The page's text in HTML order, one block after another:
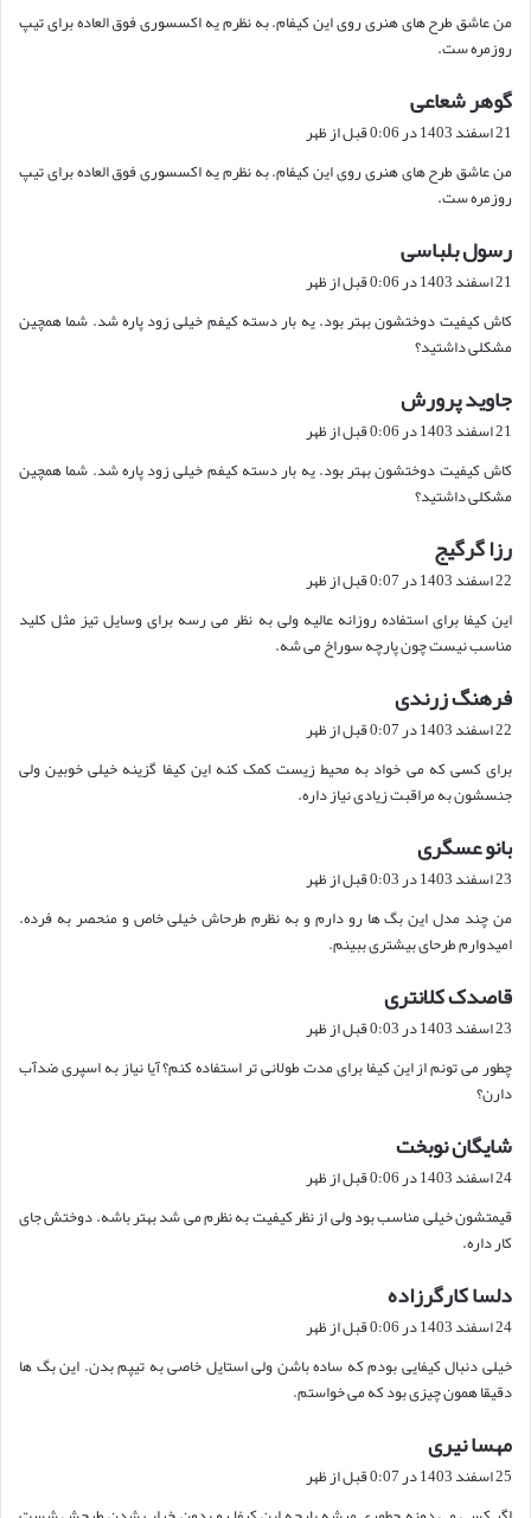
:
من عاشق طرح های هنری روی این کیفام. به نظرم یه اکسسوری فوق العاده برای تیپ
روزمره ست.
گوهر شعاعی
ت
:
21 اسفند 1403 در 0:06 قبل از ظهر
من عاشق طرح های هنری روی این کیفام. به نظرم یه اکسسوری فوق العاده برای تیپ
روزمره ست.
رسول بلباسیف
:
21 اسفند 1403 در 0:06 قبل از ظهر
کاش کیفیت دوختشون بهتر بود. یه بار دسته کیفم خیلی زود پاره شد. شما همچین
مشکلی داشتید؟
جاوید پرورشف
:
21 اسفند 1403 در 0:06 قبل از ظهر
کاش کیفیت دوختشون بهتر بود. یه بار دسته کیفم خیلی زود پاره شد. شما همچین
مشکلی داشتید؟
رزا گرگیجف
:
22 اسفند 1403 در 0:07 قبل از ظهر
این کیفا برای استفاده روزانه عالیه ولی به نظر می رسه برای وسایل تیز مثل کلید
مناسب نیست چون پارچه سوراخ می شه.
فرهنگ زرندیف
:
22 اسفند 1403 در 0:07 قبل از ظهر
برای کسی که می خواد به محیط زیست کمک کنه این کیفا گزینه خیلی خوبین ولی
جنسشون به مراقبت زیادی نیاز داره.
بانو عسگری
ت
:
23 اسفند 1403 در 0:03 قبل از ظهر
من چند مدل این بگ ها رو دارم و به نظرم طرحاش خیلی خاص و منحصر به فرده.
امیدوارم طرحای بیشتری ببینم.
قاصدک کلانتریف
:
23 اسفند 1403 در 0:03 قبل از ظهر
چطور می تونم از این کیفا برای مدت طولانی تر استفاده کنم؟ آیا نیاز به اسپری ضدآب
دارن؟
شایگان نوبختف
:
24 اسفند 1403 در 0:06 قبل از ظهر
قیمتشون خیلی مناسب بود ولی از نظر کیفیت به نظرم می شد بهتر باشه. دوختش جای
کار داره.
دلسا کارگرزادهف
:
24 اسفند 1403 در 0:06 قبل از ظهر
خیلی دنبال کیفایی بودم که ساده باشن ولی استایل خاصی به تیپم بدن. این بگ ها
دقیقا همون چیزی بود که می خواستم.
مهسا نیریف
25 اسفند 1403 در 0:07 قبل از ظهر